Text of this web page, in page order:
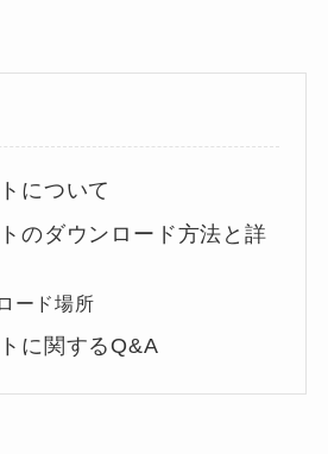
について
のダウンロード方法と詳
ード場所
に関するQ&A